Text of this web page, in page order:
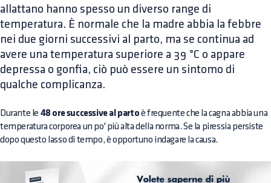
allattano hanno spesso un diverso range di
temperatura. È normale che la madre abbia la febbre
nei due giorni successivi al parto, ma se continua ad
avere una temperatura superiore a 39 °C o appare
depressa o gonfia, ciò può essere un sintomo di
qualche complicanza.
Durante le 48 ore successive al parto è frequente che la cagna abbia una
temperatura corporea un po' più alta della norma. Se la piressia persiste
dopo questo lasso di tempo, è opportuno indagare la causa.